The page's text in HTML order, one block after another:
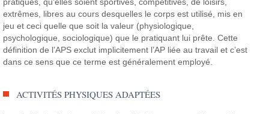
extrêmes, libres au cours desquelles le corps est utilisé, mis en
jeu et ceci quelle que soit la valeur (physiologique,
psychologique, sociologique) que le pratiquant lui prête. Cette
définition de l’APS exclut implicitement l’AP liée au travail et c’est
dans ce sens que ce terme est généralement employé.
ACTIVITÉS PHYSIQUES ADAPTÉES